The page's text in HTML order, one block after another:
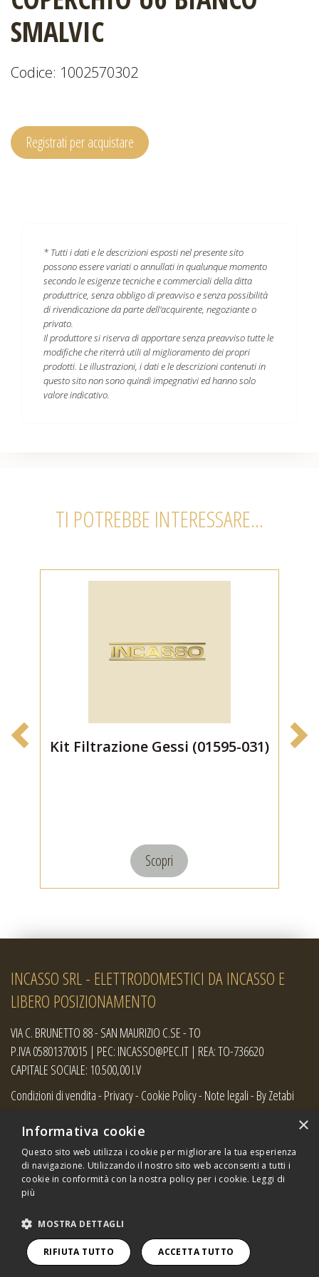
CATALOGHI
NEWS
SMALVIC
Codice: 1002570302
Registrati per acquistare
* Tutti i dati e le descrizioni esposti nel presente sito
possono essere variati o annullati in qualunque momento
secondo le esigenze tecniche e commerciali della ditta
produttrice, senza obbligo di preavviso e senza possibilità
di rivendicazione da parte dell'acquirente, negoziante o
privato.
Il produttore si riserva di apportare senza preavviso tutte le
modifiche che riterrà utili al miglioramento dei propri
prodotti. Le illustrazioni, i dati e le descrizioni contenuti in
questo sito non sono quindi impegnativi ed hanno solo
valore indicativo.
TI POTREBBE INTERESSARE...
Kit Filtrazione Gessi (01595-031)
Scopri
INCASSO SRL - ELETTRODOMESTICI DA INCASSO E
LIBERO POSIZIONAMENTO
VIA C. BRUNETTO 88 - SAN MAURIZIO C.SE - TO
P.IVA 05801370015 | PEC: INCASSO@PEC.IT | REA: TO-736620
CAPITALE SOCIALE: 10.500,00 I.V
Condizioni di vendita- Privacy- Cookie Policy- Note legali- By Zetabi
Copyright:i loghi e le immagini dei prodotti presenti sul
sito sono di proprietà dei rispettivi produttori
×
Informativa cookie
Questo sito web utilizza i cookie per migliorare la tua esperienza
di navigazione. Utilizzando il nostro sito web acconsenti a tutti i
cookie in conformità con la nostra policy per i cookie. Leggi di
più
ACCETTA TUTTO
RIFIUTA TUTTO
MOSTRA DETTAGLI